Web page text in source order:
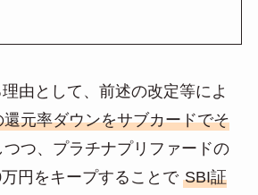
理由として、前述の改定等によ
元率ダウンをサブカードでそ
つつ、プラチナプリファードの
円をキープすることで SBI証